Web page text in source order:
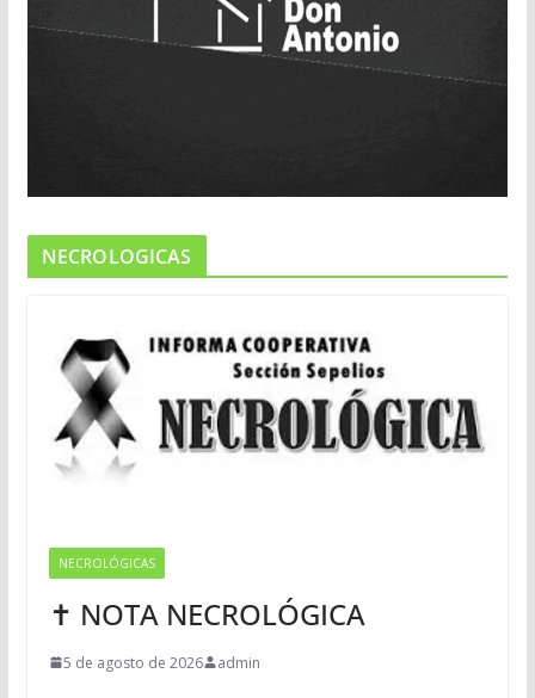
NECROLOGICAS
NECROLÓGICAS
✝ NOTA NECROLÓGICA
5 de agosto de 2026 admin